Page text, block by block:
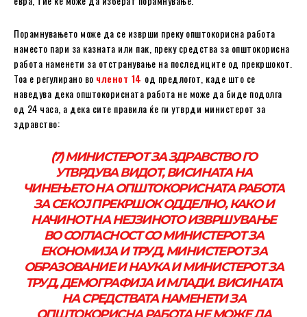
Порамнувањето може да се изврши преку општокорисна работа
наместо пари за казната или пак, преку средства за општокорисна
работа наменети за отстранување на последиците од прекршокот.
Тоа е регулирано во членот 14 од предлогот, каде што се
наведува дека општокорисната работа не може да биде подолга
од 24 часа, а дека сите правила ќе ги утврди министерот за
здравство:
(7) МИНИСТЕРОТ ЗА ЗДРАВСТВО ГО
УТВРДУВА ВИДОТ, ВИСИНАТА НА
ЧИНЕЊЕТО НА ОПШТОКОРИСНАТА РАБОТА
ЗА СЕКОЈ ПРЕКРШОК ОДДЕЛНО, КАКО И
НАЧИНОТ НА НЕЈЗИНОТО ИЗВРШУВАЊЕ
ВО СОГЛАСНОСТ СО МИНИСТЕРОТ ЗА
ЕКОНОМИЈА И ТРУД, МИНИСТЕРОТ ЗА
ОБРАЗОВАНИЕ И НАУКА И МИНИСТЕРОТ ЗА
ТРУД, ДЕМОГРАФИЈА И МЛАДИ. ВИСИНАТА
НА СРЕДСТВАТА НАМЕНЕТИ ЗА